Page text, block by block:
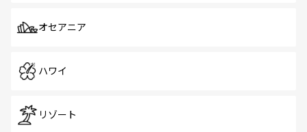
オセアニア
ハワイ
リゾート